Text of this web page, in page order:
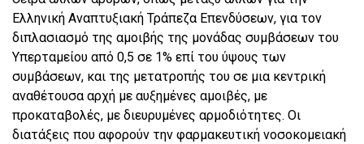
Ελληνική Αναπτυξιακή Τράπεζα Επενδύσεων, για τον
διπλασιασμό της αμοιβής της μονάδας συμβάσεων του
Υπερταμείου από 0,5 σε 1% επί του ύψους των
συμβάσεων, και της μετατροπής του σε μια κεντρική
αναθέτουσα αρχή με αυξημένες αμοιβές, με
προκαταβολές, με διευρυμένες αρμοδιότητες. Οι
διατάξεις που αφορούν την φαρμακευτική νοσοκομειακή